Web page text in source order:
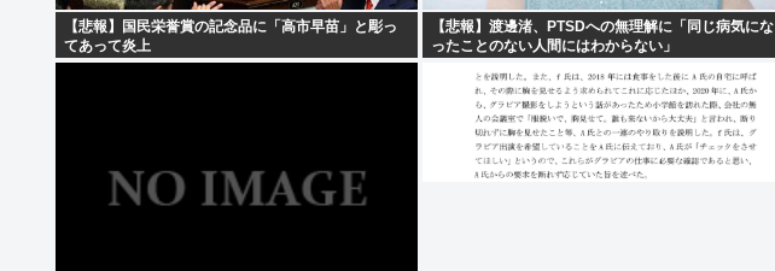
【悲報】国民栄誉賞の記念品に「高市早苗」と彫っ
てあって炎上
【悲報】渡邊渚、PTSDへの無理解に「同じ病気にな
ったことのない人間にはわからない」